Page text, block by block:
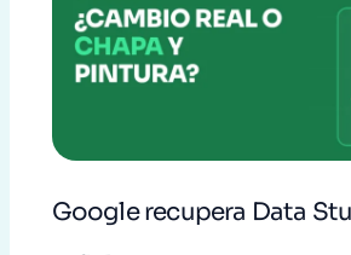
Google recupera Data